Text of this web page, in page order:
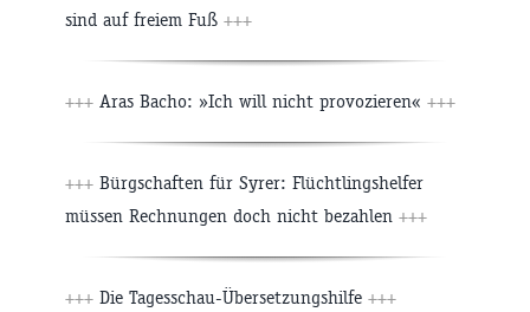
sind auf freiem Fuß +++
+++ Aras Bacho: »Ich will nicht provozieren« +++
+++ Bürgschaften für Syrer: Flüchtlingshelfer
müssen Rechnungen doch nicht bezahlen +++
+++ Die Tagesschau-Übersetzungshilfe +++